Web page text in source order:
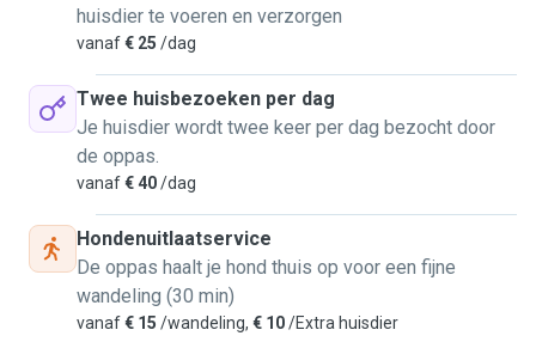
huisdier te voeren en verzorgen
vanaf€ 25 /dag
Twee huisbezoeken per dag
Je huisdier wordt twee keer per dag bezocht door
de oppas.
vanaf€ 40/dag
Hondenuitlaatservice
De oppas haalt je hond thuis op voor een fijne
wandeling (30 min)
vanaf€ 15 /wandeling, € 10/Extra huisdier